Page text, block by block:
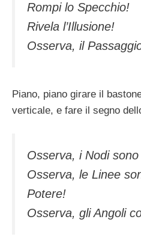
Rompi lo Specchio!
Rivela l’Illusione!
Osserva, il
Piano, piano girare il
verticale, e fare il segno
Osserva, i Nodi
Osserva, le Linee
Potere!
Osserva, gli Angoli